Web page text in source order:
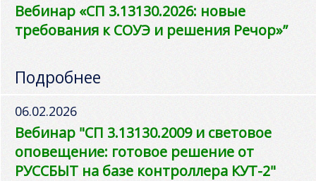
Вебинар «СП 3.13130.2026: новые
требования к СОУЭ и решения Речор»”
Подробнее
06.02.2026
Вебинар "СП 3.13130.2009 и световое
оповещение: готовое решение от
РУССБЫТ на базе контроллера КУТ-2"